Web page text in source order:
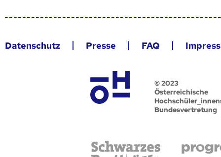
Datenschutz Presse FAQ
© 2023
Österreichische
Bundesvertretung